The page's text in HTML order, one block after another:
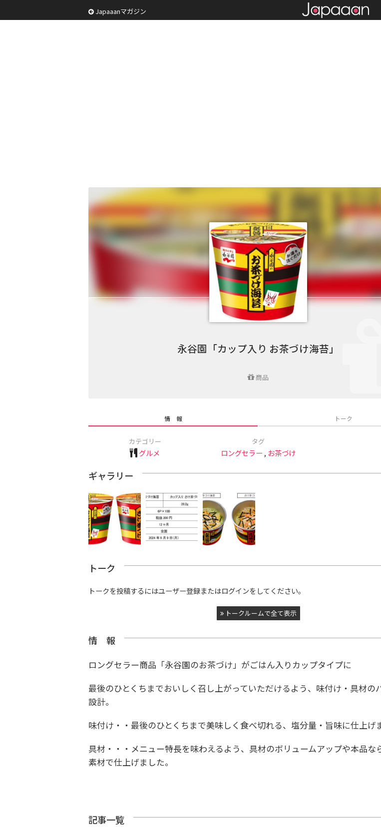
Japaaanマガジン
永谷園「カップ入り お茶づけ海苔」
商品
情 報 トーク
カテゴリー
グルメ
タグ
ロングセラー , お茶づけ
ギャラリー
トーク
トークを投稿するにはユーザー登録またはログインをしてください。
トークルームで全て表示
情 報
ロングセラー商品「永谷園のお茶づけ」がごはん入りカップタイプに
最後のひとくちまでおいしく召し上がっていただけるよう、味付け・具材の
設計。
味付け・・最後のひとくちまで美味しく食べ切れる、塩分量・旨味に仕上げ
具材・・・メニュー特長を味わえるよう、具材のボリュームアップや本品な
素材で仕上げました。
記事一覧